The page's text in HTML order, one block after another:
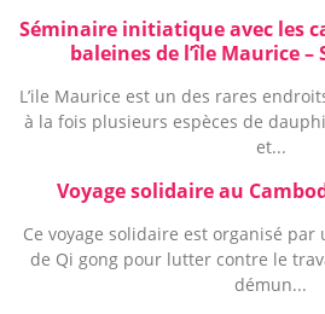
Séminaire initiatique avec les
baleines de l’île Maurice –
L’ile Maurice est un des rares
à la fois plusieurs espèces de
et...
Voyage solidaire au
Ce voyage solidaire est organisé
de Qi gong pour lutter contre le
démun...